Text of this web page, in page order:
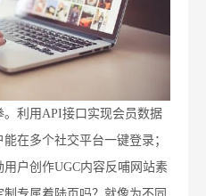
利用API接口实现会员数据
在多个社交平台一键登录；
户创作UGC内容反哺网站素